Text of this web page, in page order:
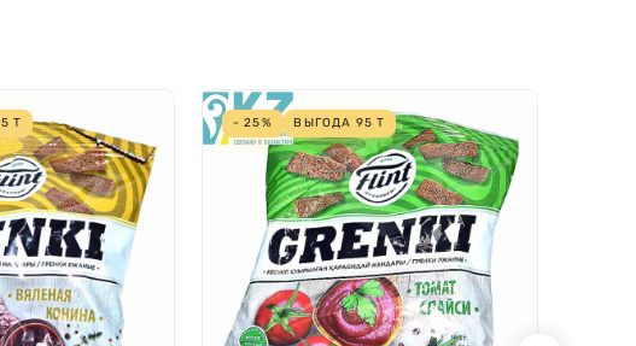
Т - 25% ВЫГОДА 95 Т